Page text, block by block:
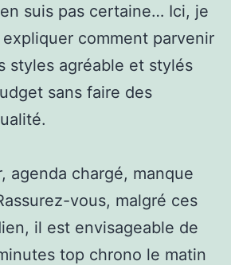
suis pas certaine… Ici, je
comment parvenir
styles agréable et stylés
sans faire des
agenda chargé, manque
vous, malgré ces
il est envisageable de
top chrono le matin